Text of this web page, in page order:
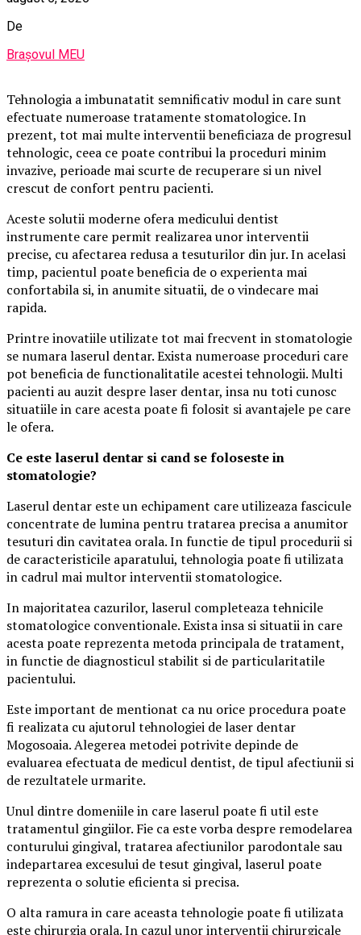
De
Brașovul MEU
Tehnologia a imbunatatit semnificativ modul in care sunt
efectuate numeroase tratamente stomatologice. In
prezent, tot mai multe interventii beneficiaza de progresul
tehnologic, ceea ce poate contribui la proceduri minim
invazive, perioade mai scurte de recuperare si un nivel
crescut de confort pentru pacienti.
Aceste solutii moderne ofera medicului dentist
instrumente care permit realizarea unor interventii
precise, cu afectarea redusa a tesuturilor din jur. In acelasi
timp, pacientul poate beneficia de o experienta mai
confortabila si, in anumite situatii, de o vindecare mai
rapida.
Printre inovatiile utilizate tot mai frecvent in stomatologie
se numara laserul dentar. Exista numeroase proceduri care
pot beneficia de functionalitatile acestei tehnologii. Multi
pacienti au auzit despre laser dentar, insa nu toti cunosc
situatiile in care acesta poate fi folosit si avantajele pe care
le ofera.
Ce este laserul dentar si cand se foloseste in
stomatologie?
Laserul dentar este un echipament care utilizeaza fascicule
concentrate de lumina pentru tratarea precisa a anumitor
tesuturi din cavitatea orala. In functie de tipul procedurii si
de caracteristicile aparatului, tehnologia poate fi utilizata
in cadrul mai multor interventii stomatologice.
In majoritatea cazurilor, laserul completeaza tehnicile
stomatologice conventionale. Exista insa si situatii in care
acesta poate reprezenta metoda principala de tratament,
in functie de diagnosticul stabilit si de particularitatile
pacientului.
Este important de mentionat ca nu orice procedura poate
fi realizata cu ajutorul tehnologiei de laser dentar
Mogosoaia. Alegerea metodei potrivite depinde de
evaluarea efectuata de medicul dentist, de tipul afectiunii si
de rezultatele urmarite.
Unul dintre domeniile in care laserul poate fi util este
tratamentul gingiilor. Fie ca este vorba despre remodelarea
conturului gingival, tratarea afectiunilor parodontale sau
indepartarea excesului de tesut gingival, laserul poate
reprezenta o solutie eficienta si precisa.
O alta ramura in care aceasta tehnologie poate fi utilizata
este chirurgia orala. In cazul unor interventii chirurgicale